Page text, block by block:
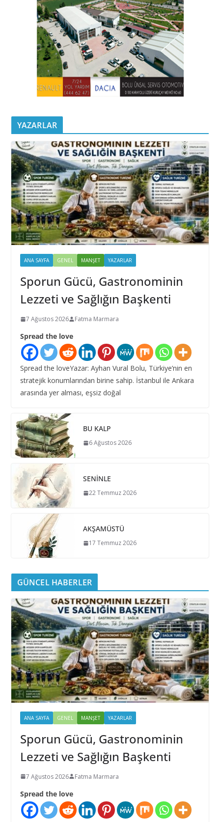
YAZARLAR
ANA SAYFA GENEL MANŞET YAZARLAR
Sporun Gücü, Gastronominin
Lezzeti ve Sağlığın Başkenti
7 Ağustos 2026 Fatma Marmara
Spread the love
Spread the loveYazar: Ayhan Vural Bolu, Türkiye’nin en
stratejik konumlarından birine sahip. İstanbul ile Ankara
arasında yer alması, eşsiz doğal
BU KALP
6 Ağustos 2026
SENİNLE
22 Temmuz 2026
AKŞAMÜSTÜ
17 Temmuz 2026
GÜNCEL HABERLER
ANA SAYFA GENEL MANŞET YAZARLAR
Sporun Gücü, Gastronominin
Lezzeti ve Sağlığın Başkenti
7 Ağustos 2026 Fatma Marmara
Spread the love